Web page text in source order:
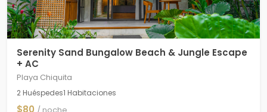
Serenity Sand Bungalow Beach & Jungle Escape
+ AC
Playa Chiquita
2 Huéspedes1 Habitaciones
$80